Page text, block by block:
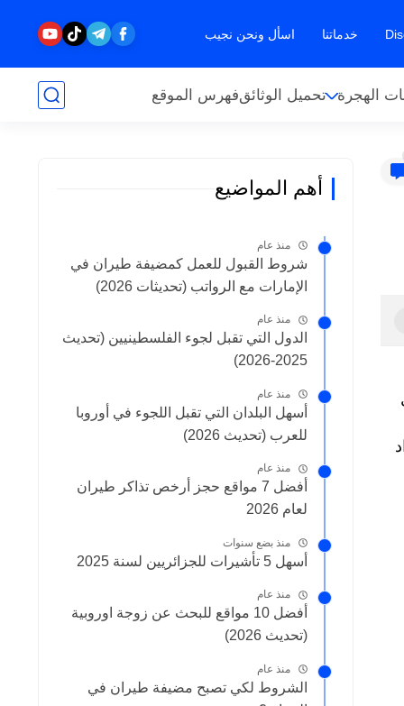
خدماتنا اسأل ونحن نجيب
الهجرة تحميل الوثائقفهرس الموقع
أهم المواضيع
منذ عام
شروط القبول للعمل كمضيفة طيران في
الإمارات مع الرواتب (تحديثات 2026)
منذ عام
الدول التي تقبل لجوء الفلسطينيين (تحديث
2025-2026)
منذ عام
أسهل البلدان التي تقبل اللجوء في أوروبا
للعرب (تحديث 2026)
منذ عام
أفضل 7 مواقع حجز أرخص تذاكر طيران
لعام 2026
منذ بضع سنوات
أسهل 5 تأشيرات للجزائريين لسنة 2025
منذ عام
أفضل 10 مواقع للبحث عن زوجة اوروبية
(تحديث 2026)
منذ عام
الشروط لكي تصبح مضيفة طيران في